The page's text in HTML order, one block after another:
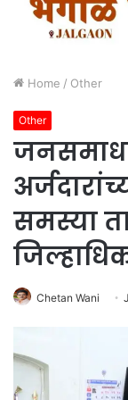
Home / Other
Other
समस्या
Chetan Wani